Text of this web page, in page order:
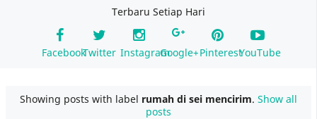
Terbaru Setiap Hari
FacebookTwitter InstagramGoogle+PinterestYouTube
Showing posts with label rumah di sei mencirim. Show all
posts